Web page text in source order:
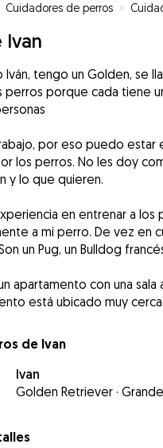
Cuidadores de perros »
Ivan
Iván, tengo un Golden, se
perros porque cada tiene
por eso puedo estar
los perros. No les doy
y lo que quieren.
en entrenar a
a mi perro. De vez en
un Pug, un Bulldog
apartamento con una
está ubicado muy
de Ivan
Ivan
Golden Retriever · Grande